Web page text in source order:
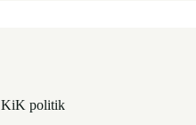
KiK politik